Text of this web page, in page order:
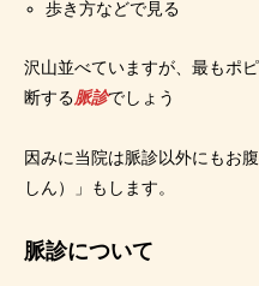
歩き方などで見る
沢山並べていますが、最もポ
断する脈診でしょう
因みに当院は脈診以外にもお
しん）」もします。
脈診について